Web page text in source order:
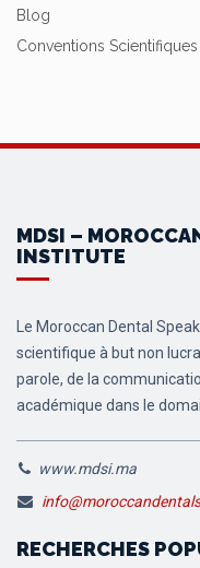
Blog
Conventions Scientifiques
MDSI –
INSTITUTE
Le Moroccan Dental
scientifique à but non
parole, de la
académique dans le
www.mdsi.ma
RECHERCHES